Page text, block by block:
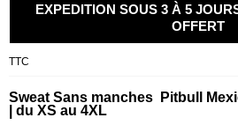
EXPEDITION SOUS 3 À 5
OFFERT
TTC
Sweat Sans manches Pitbull
| du XS au 4XL